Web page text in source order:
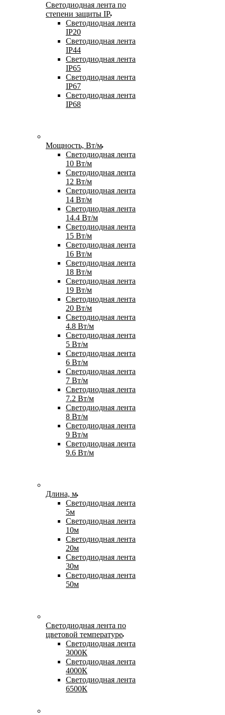
Светодиодная лента по
степени защиты IP
Светодиодная лента
IP20
Светодиодная лента
IP44
Светодиодная лента
IP65
Светодиодная лента
IP67
Светодиодная лента
IP68
Мощность, Вт/м
Светодиодная лента
10 Вт/м
Светодиодная лента
12 Вт/м
Светодиодная лента
14 Вт/м
Светодиодная лента
14.4 Вт/м
Светодиодная лента
15 Вт/м
Светодиодная лента
16 Вт/м
Светодиодная лента
18 Вт/м
Светодиодная лента
19 Вт/м
Светодиодная лента
20 Вт/м
Светодиодная лента
4.8 Вт/м
Светодиодная лента
5 Вт/м
Светодиодная лента
6 Вт/м
Светодиодная лента
7 Вт/м
Светодиодная лента
7.2 Вт/м
Светодиодная лента
8 Вт/м
Светодиодная лента
9 Вт/м
Светодиодная лента
9.6 Вт/м
Длина, м
Светодиодная лента
5м
Светодиодная лента
10м
Светодиодная лента
20м
Светодиодная лента
30м
Светодиодная лента
50м
Светодиодная лента по
цветовой температуре
Светодиодная лента
3000К
Светодиодная лента
4000К
Светодиодная лента
6500К